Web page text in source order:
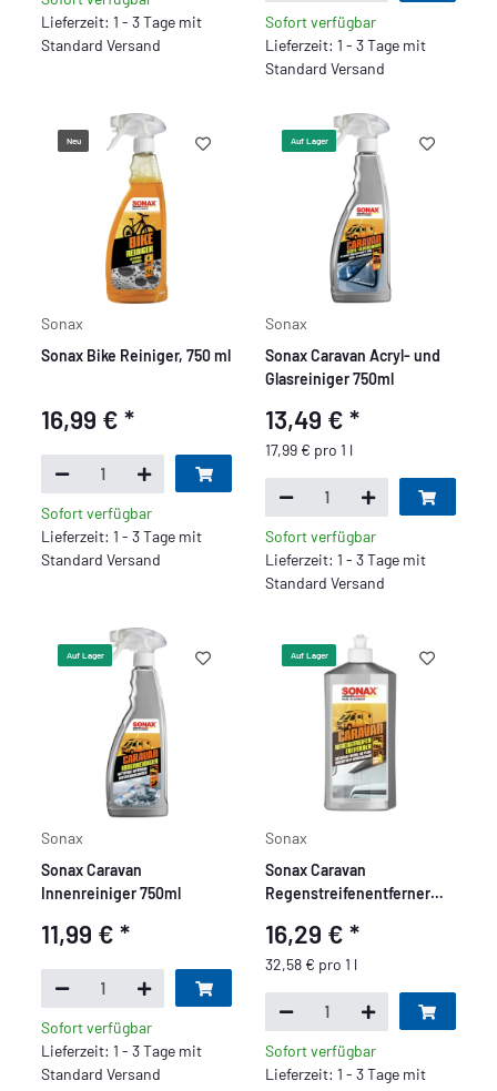
Lieferzeit: 1 - 3 Tage mit
Standard Versand
Sofort verfügbar
Lieferzeit: 1 - 3 Tage mit
Standard Versand
Neu
Sonax
Sonax Bike Reiniger, 750 ml
16,99 €*
Sofort verfügbar
Lieferzeit: 1 - 3 Tage mit
Standard Versand
Auf Lager
Sonax
Sonax Caravan Acryl- und
Glasreiniger 750ml
13,49 € *
17,99 € pro 1 l
Sofort verfügbar
Lieferzeit: 1 - 3 Tage mit
Standard Versand
Auf Lager
Sonax
Sonax Caravan
Innenreiniger 750ml
11,99 €*
Sofort verfügbar
Lieferzeit: 1 - 3 Tage mit
Standard Versand
Auf Lager
Sonax
Sonax Caravan
Regenstreifenentferner
16,29 € *
32,58 € pro 1 l
Sofort verfügbar
Lieferzeit: 1 - 3 Tage mit